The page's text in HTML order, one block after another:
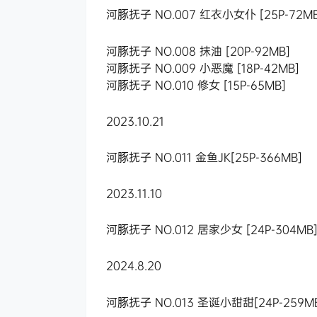
河豚抚子 NO.007 红衣小女仆 [25P-
河豚抚子 NO.008 抹油 [20P-92MB]
河豚抚子 NO.009 小恶魔 [18P-42MB]
河豚抚子 NO.010 修女 [15P-65MB]
2023.10.21
河豚抚子 NO.011 金鱼JK[25P-366MB]
2023.11.10
河豚抚子 NO.012 居家少女 [24P-304MB]
2024.8.20
河豚抚子 NO.013 圣诞小甜甜[24P-